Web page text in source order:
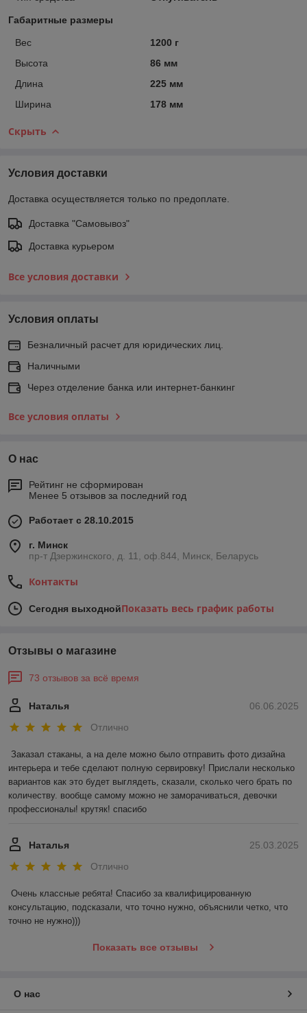
Габаритные размеры
Вес
1200 г
Высота
86 мм
Длина
225 мм
Ширина
178 мм
Скрыть
Условия доставки
Доставка осуществляется только по предоплате.
Доставка "Самовывоз"
Доставка курьером
Все условия доставки
Условия оплаты
Безналичный расчет для юридических лиц.
Наличными
Через отделение банка или интернет-банкинг
Все условия оплаты
О нас
Рейтинг не сформирован
Менее 5 отзывов за последний год
Работает с 28.10.2015
г. Минск
пр-т Дзержинского, д. 11, оф.844, Минск, Беларусь
Контакты
Сегодня выходнойПоказать весь график работы
Отзывы о магазине
73 отзывов за всё время
06.06.2025
Наталья
Отлично
Заказал стаканы, а на деле можно было отправить фото дизайна
интерьера и тебе сделают полную сервировку! Прислали несколько
вариантов как это будет выглядеть, сказали, сколько чего брать по
количеству. вообще самому можно не заморачиваться, девочки
профессионалы! крутяк! спасибо
25.03.2025
Наталья
Отлично
Очень классные ребята! Спасибо за квалифицированную
консультацию, подсказали, что точно нужно, объяснили четко, что
точно не нужно)))
Показать все отзывы
О нас